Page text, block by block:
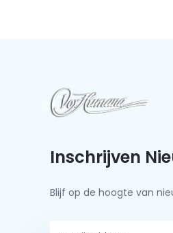
Inschrijven
Blijf op de hoogte van